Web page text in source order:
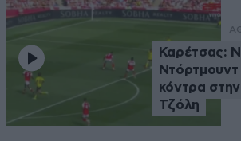
Καρέτσας:
κόντρα
Τζόλη